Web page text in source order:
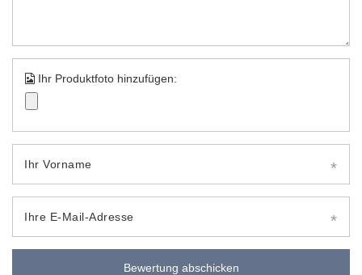
Ihr Produktfoto hinzufügen:
Ihr Vorname
Ihre E-Mail-Adresse
Bewertung abschicken